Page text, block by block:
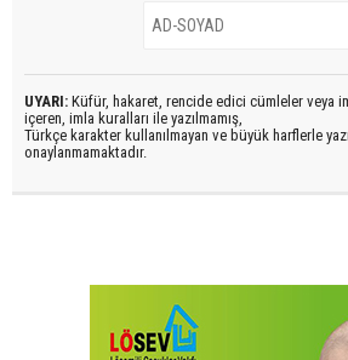
UYARI: Küfür, hakaret, rencide edici cümleler veya
içeren, imla kuralları ile yazılmamış,
Türkçe karakter kullanılmayan ve büyük harflerle
onaylanmamaktadır.